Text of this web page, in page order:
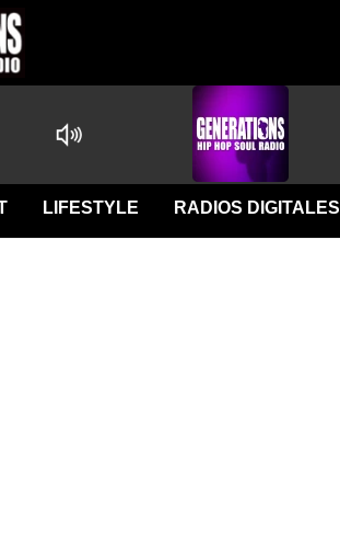
LIFESTYLE RADIOS DIGITALES